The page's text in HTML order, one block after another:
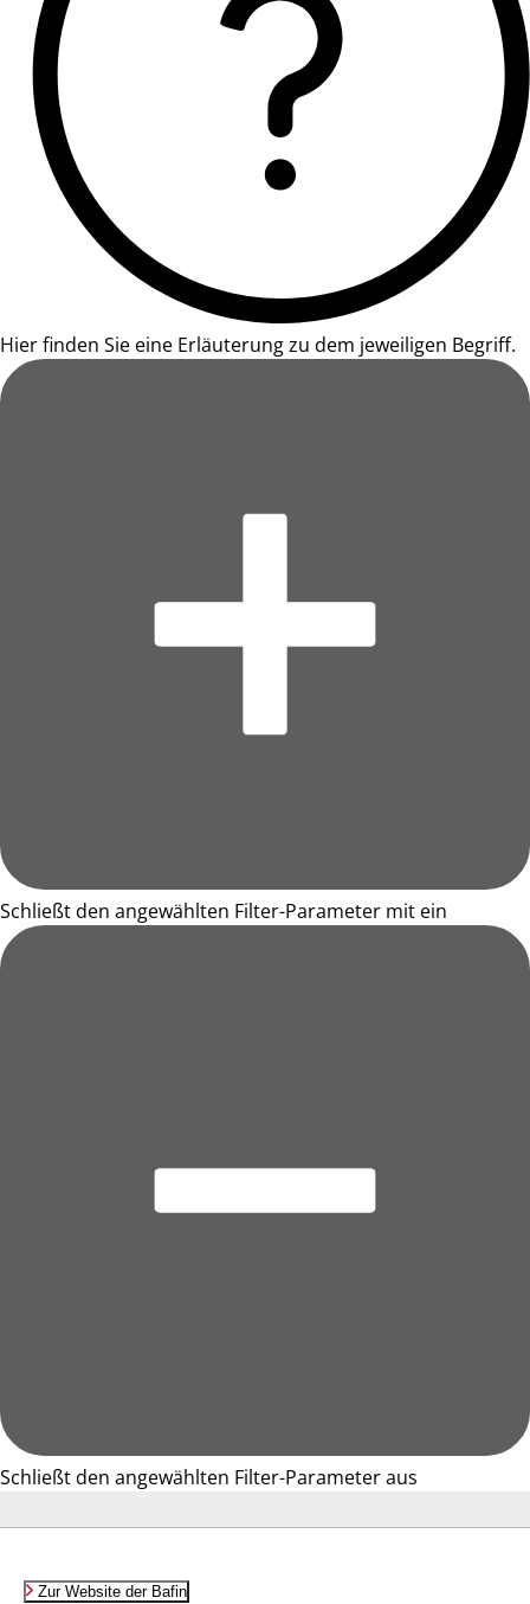
Hier finden Sie eine Erläuterung zu dem jeweiligen Begriff.
Schließt den angewählten Filter-Parameter mit ein
Schließt den angewählten Filter-Parameter aus
Zur Website der Bafin